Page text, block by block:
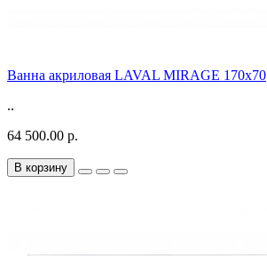
Ванна акриловая LAVAL MIRAGE 170x70
..
64 500.00 р.
В корзину